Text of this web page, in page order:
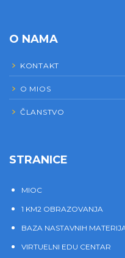
O NAMA
KONTAKT
O MIOS
ČLANSTVO
STRANICE
MIOC
1 KM2 OBRAZOVANJA
BAZA NASTAVNIH
VIRTUELNI EDU CENTAR